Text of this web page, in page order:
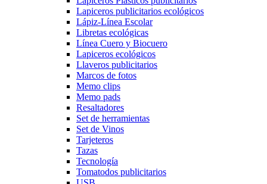
Lapiceros publicitarios ecológicos
Lápiz-Línea Escolar
Libretas ecológicas
Línea Cuero y Biocuero
Lapiceros ecológicos
Llaveros publicitarios
Marcos de fotos
Memo clips
Memo pads
Resaltadores
Set de herramientas
Set de Vinos
Tarjeteros
Tazas
Tecnología
Tomatodos publicitarios